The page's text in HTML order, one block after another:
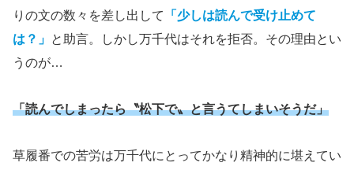
りの文の数々を差し出して
「少しは読んで受け止めて
は？」 と助言。しかし万千代はそれを拒否。その理由とい
うのが…
「読んでしまったら〝松下で〟と言うてしまいそうだ」
草履番での苦労は万千代にとってかなり精神的に堪えてい